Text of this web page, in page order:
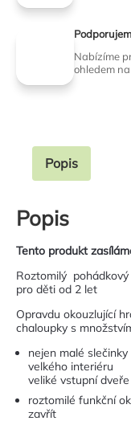
Nabízíme
ohledem
Popis
Popis
Tento produkt
Roztomilý
pro děti od 2 let
Opravdu okouzlující
chaloupky s
nejen malé
velkého interiéru
veliké vstupní dveře
roztomilé funkční
zavřít